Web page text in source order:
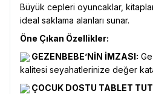
Büyük cepleri oyuncaklar, kitaplar
ideal saklama alanları sunar.
Öne Çıkan Özellikler:
GEZENBEBE’NİN İMZASI:
kalitesi seyahatlerinize değer
ÇOCUK DOSTU TABLET